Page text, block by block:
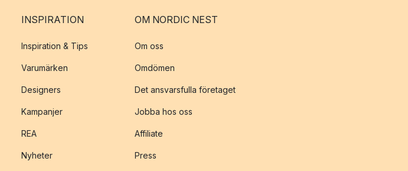
INSPIRATION
Inspiration & Tips
Varumärken
Designers
Kampanjer
REA
Nyheter
OM NORDIC NEST
Om oss
Omdömen
Det ansvarsfulla företaget
Jobba hos oss
Affiliate
Press